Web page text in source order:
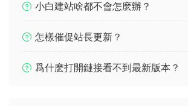
小白建站啥都不會怎麽辦？
怎樣催促站長更新？
爲什麽打開鏈接看不到最新版本？